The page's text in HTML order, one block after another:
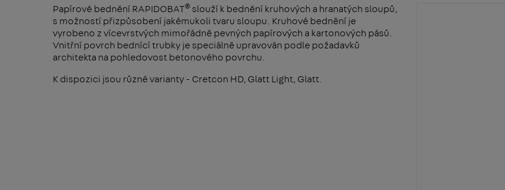
Papírové bednění RAPIDOBAT® slouží k bednění kruhových a hranatých sloupů,
s možností přizpůsobení jakémukoli tvaru sloupu. Kruhové bednění je
vyrobeno z vícevrstvých mimořádně pevných papírových a kartonových pásů.
Vnitřní povrch bednící trubky je speciálně upravován podle požadavků
architekta na pohledovost betonového povrchu.
K dispozici jsou různé varianty - Cretcon HD, Glatt Light, Glatt.